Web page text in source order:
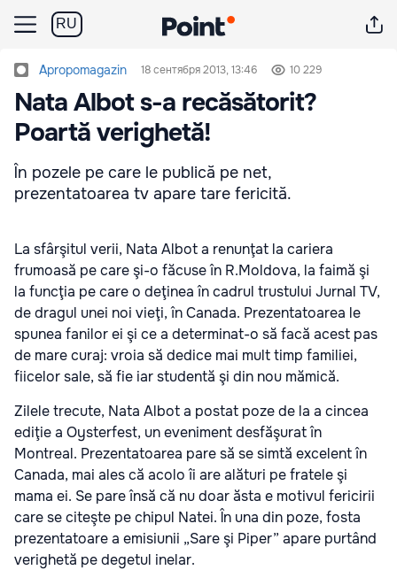
RU
Apropomagazin 18 сентября 2013, 13:46 10 229
Nata Albot s-a recăsătorit?
Poartă verighetă!
În pozele pe care le publică pe net,
prezentatoarea tv apare tare fericită.
La sfârşitul verii, Nata Albot a renunţat la cariera
frumoasă pe care şi-o făcuse în R.Moldova, la faimă şi
la funcţia pe care o deţinea în cadrul trustului Jurnal TV,
de dragul unei noi vieţi, în Canada. Prezentatoarea le
spunea fanilor ei şi ce a determinat-o să facă acest pas
de mare curaj: vroia să dedice mai mult timp familiei,
fiicelor sale, să fie iar studentă şi din nou mămică.
Zilele trecute, Nata Albot a postat poze de la a cincea
ediţie a Oysterfest, un eveniment desfăşurat în
Montreal. Prezentatoarea pare să se simtă excelent în
Canada, mai ales că acolo îi are alături pe fratele şi
mama ei. Se pare însă că nu doar ăsta e motivul fericirii
care se citeşte pe chipul Natei. În una din poze, fosta
prezentatoare a emisiunii „Sare şi Piper” apare purtând
verighetă pe degetul inelar.